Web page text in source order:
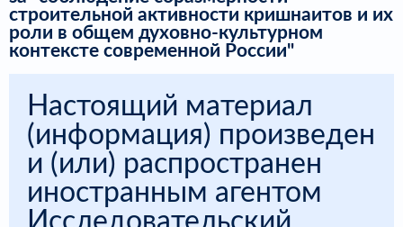
строительной активности кришнаитов и их
роли в общем духовно-культурном
контексте современной России"
Настоящий материал
(информация) произведен
и (или) распространен
иностранным агентом